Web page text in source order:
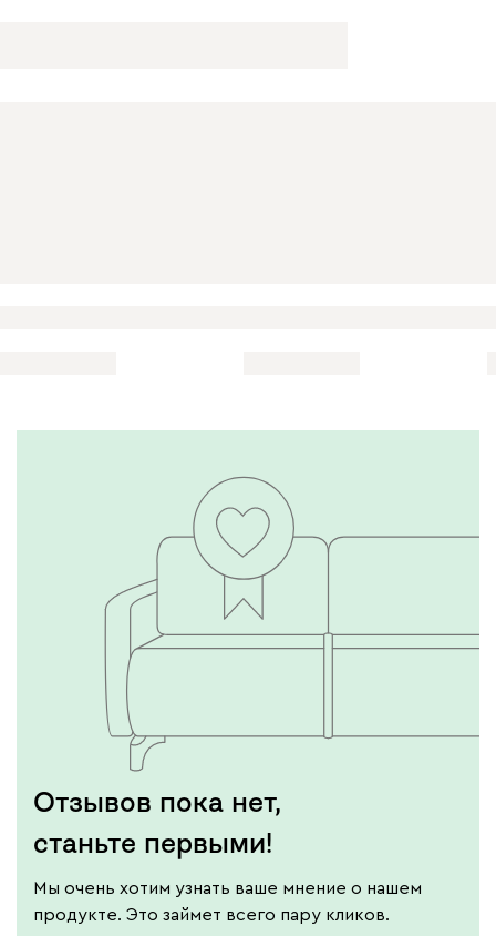
Отзывов пока нет,
станьте первыми!
Мы очень хотим узнать ваше мнение о нашем
продукте. Это займет всего пару кликов.